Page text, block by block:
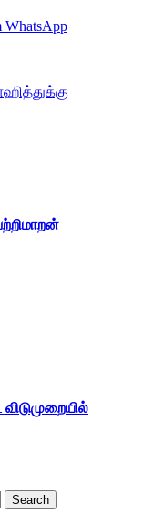
WhatsApp
விடுமுறையில்